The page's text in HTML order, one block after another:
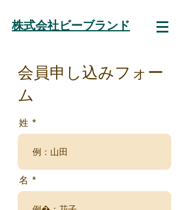
株式会社ビーブランド
​会員申し込みフォー
ム
姓
名